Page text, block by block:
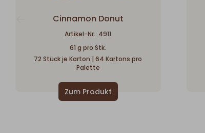
Cinnamon Donut
Artikel-Nr.: 4911
61 g pro Stk.
72 Stück je Karton | 64 Kartons pro
Palette